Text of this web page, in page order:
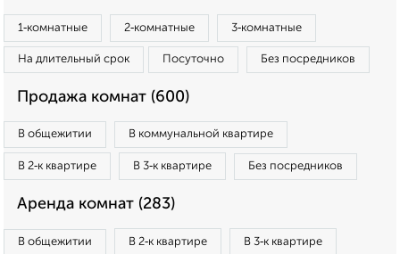
1‑комнатные 2‑комнатные 3‑комнатные
На длительный срок Посуточно Без посредников
Продажа комнат (600)
В общежитии В коммунальной квартире
В 2‑к квартире В 3‑к квартире Без посредников
Аренда комнат (283)
В общежитии В 2‑к квартире В 3‑к квартире